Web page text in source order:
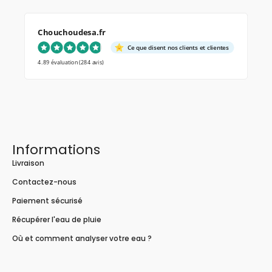
Chouchoudesa.fr
Ce que disent nos clients et clientes
4.89 évaluation(284 avis)
Informations
Livraison
Contactez-nous
Paiement sécurisé
Récupérer l'eau de pluie
Où et comment analyser votre eau ?